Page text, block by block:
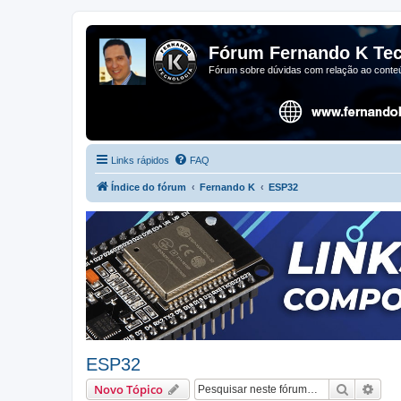
Fórum Fernando K
Fórum sobre dúvidas com relação ao
Links rápidos FAQ
Índice do fórum Fernando K ESP32
ESP32
Novo Tópico